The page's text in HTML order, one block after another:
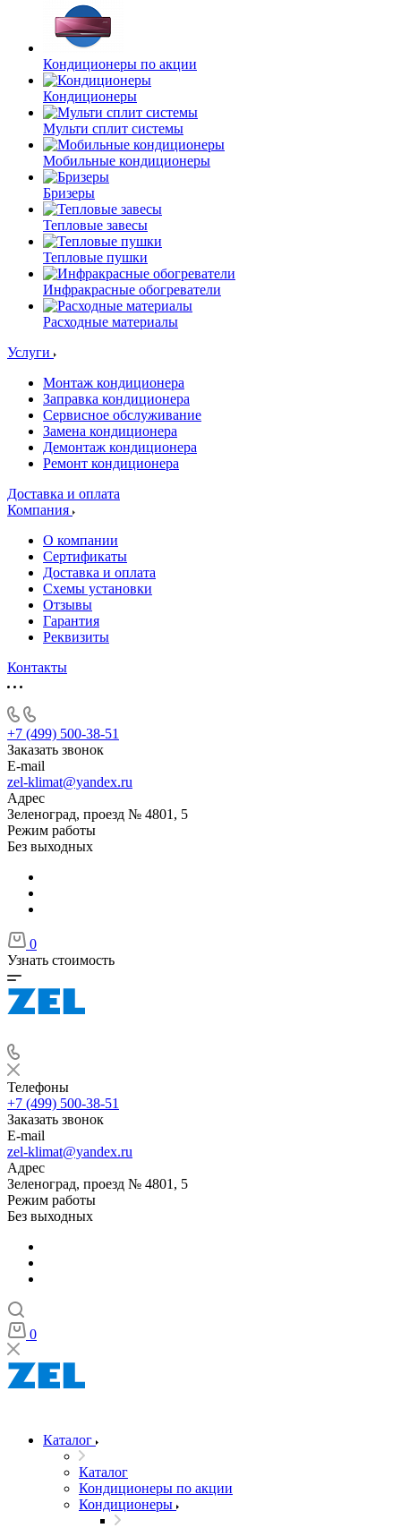
Кондиционеры по акции
Кондиционеры
Мульти сплит системы
Мобильные кондиционеры
Бризеры
Тепловые завесы
Тепловые пушки
Инфракрасные обогреватели
Расходные материалы
Услуги
Монтаж кондиционера
Заправка кондиционера
Сервисное обслуживание
Замена кондиционера
Демонтаж кондиционера
Ремонт кондиционера
Доставка и оплата
Компания
О компании
Сертификаты
Доставка и оплата
Схемы установки
Отзывы
Гарантия
Реквизиты
Контакты
+7 (499) 500-38-51
Заказать звонок
E-mail
zel-klimat@yandex.ru
Адрес
Зеленоград, проезд № 4801, 5
Режим работы
Без выходных
0
Узнать стоимость
Телефоны
+7 (499) 500-38-51
Заказать звонок
E-mail
zel-klimat@yandex.ru
Адрес
Зеленоград, проезд № 4801, 5
Режим работы
Без выходных
0
Каталог
Каталог
Кондиционеры по акции
Кондиционеры